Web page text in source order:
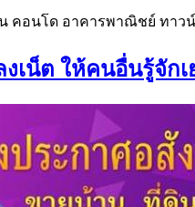
คอนโด อาคารพาณิชย์ ทาว
เน็ต ให้คนอื่นรู้จักเ